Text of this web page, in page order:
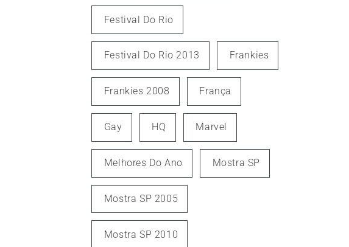
Festival Do Rio
Festival Do Rio 2013 Frankies
Frankies 2008 França
Gay HQ Marvel
Melhores Do Ano Mostra SP
Mostra SP 2005
Mostra SP 2010